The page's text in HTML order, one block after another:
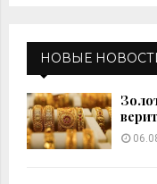
f
o
r
:
НОВЫЕ